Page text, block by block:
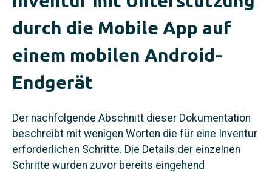
durch die Mobile App auf
einem mobilen Android-
Endgerät
Der nachfolgende Abschnitt dieser Dokumentation
beschreibt mit wenigen Worten die für eine Inventur
erforderlichen Schritte. Die Details der einzelnen
Schritte wurden zuvor bereits eingehend